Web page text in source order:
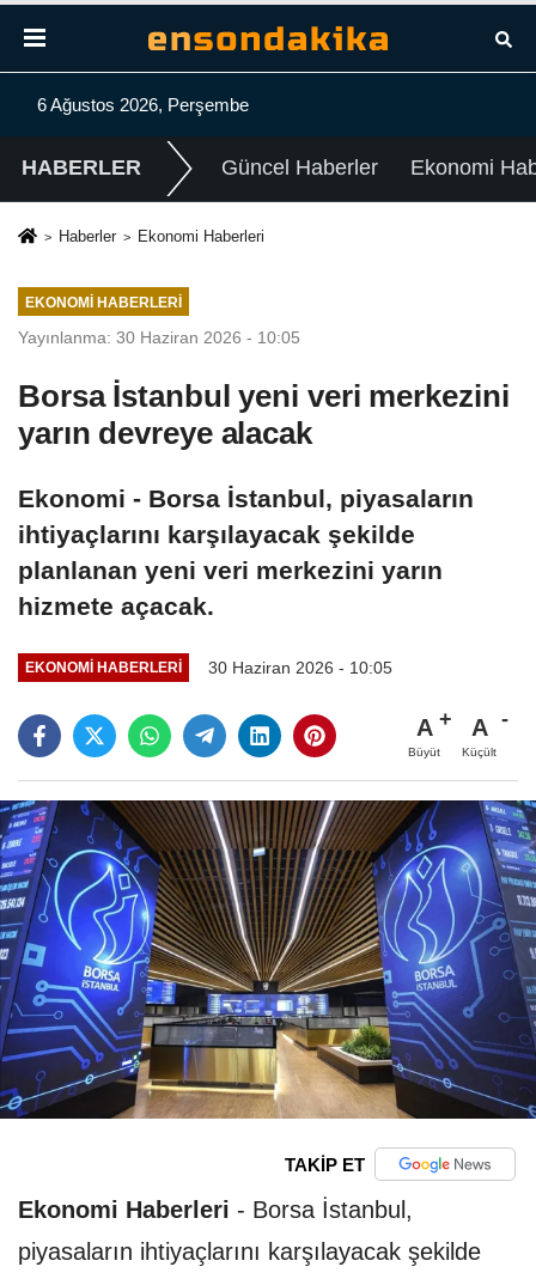
6 Ağustos 2026, Perşembe
HABERLER Güncel Haberler Ekonomi
Haberler Ekonomi Haberleri
EKONOMI HABERLERI
Yayınlanma: 30 Haziran 2026 - 10:05
Borsa İstanbul yeni veri merkezini
yarın devreye alacak
Ekonomi - Borsa İstanbul, piyasaların
ihtiyaçlarını karşılayacak şekilde
planlanan yeni veri merkezini yarın
hizmete açacak.
EKONOMI HABERLERI 30 Haziran 2026 - 10:05
A
Büyüt
A
Küçült
TAKİP ET
Ekonomi Haberleri - Borsa İstanbul,
piyasaların ihtiyaçlarını karşılayacak şekilde